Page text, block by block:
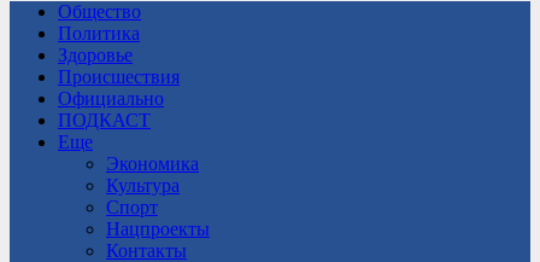
Общество
Политика
Здоровье
Происшествия
Официально
ПОДКАСТ
Еще
Экономика
Культура
Спорт
Нацпроекты
Контакты